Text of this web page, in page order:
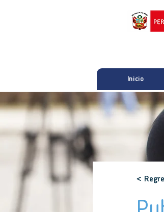
Inicio
<